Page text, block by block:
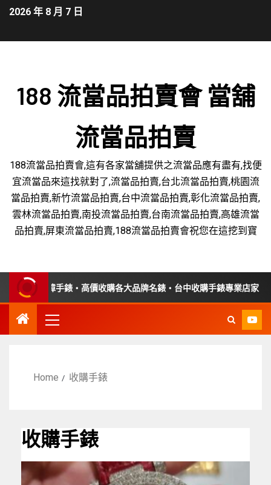
2026 年 8 月 7 日
188 流當品拍賣會 當舖
流當品拍賣
188流當品拍賣會,這有各家當舖提供之流當品應有盡有,找便
宜流當品來這找就對了,流當品拍賣,台北流當品拍賣,桃園流
當品拍賣,新竹流當品拍賣,台中流當品拍賣,彰化流當品拍賣,
雲林流當品拍賣,南投流當品拍賣,台南流當品拍賣,高雄流當
品拍賣,屏東流當品拍賣,188流當品拍賣會祝您在這挖到寶
收購故障手錶・高價收購各大品牌名錶・台中收購手錶專業店家・平價
Home 收購手錶
收購手錶